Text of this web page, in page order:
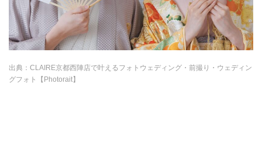
出典： CLAIRE京都西陣店で叶えるフォトウェディング・前撮り・ウェディン
グフォト【Photorait】